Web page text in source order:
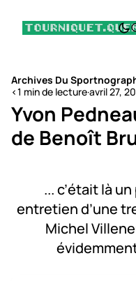
Archives Du
<1 min de lecture·avril 27,
Yvon
de Benoît
... c’était là
entretien d’une
Michel